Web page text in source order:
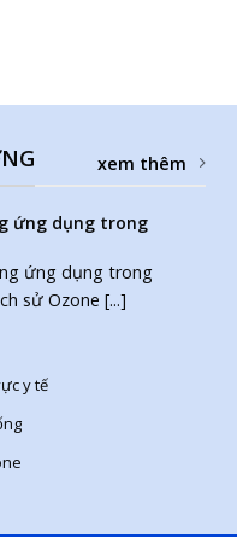
xem thêm
ứng dụng trong
ứng dụng trong
sử Ozone [...]
y tế